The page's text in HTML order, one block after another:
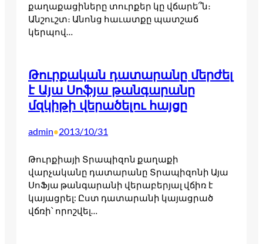
քաղաքացիները տուրքեր կը վճարե՞ն։
Անշուշտ։ Անոնց հաւատքը պատշաճ
կերպով…
Թուրքական դատարանը մերժել
է Այա Սոֆյա թանգարանը
մզկիթի վերածելու հայցը
admin•2013/10/31
Թուրքիայի Տրապիզոն քաղաքի
վարչականը դատարանը Տրապիզոնի Այա
ՍոՖյա թանգարանի վերաբերյալ վճիռ է
կայացրել: Ըստ դատարանի կայացրած
վճռի՝ որոշվել…